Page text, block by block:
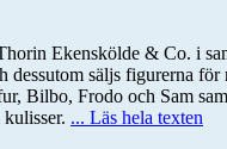
Ekenskölde & Co. i
säljs figurerna
Frodo och Sam
... Läs hela texten